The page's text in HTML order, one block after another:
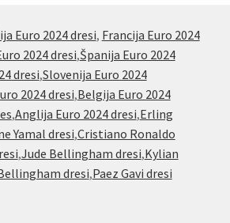
Euro 2024 dresi, Francija Euro 2024
2024 dresi,Španija Euro 2024
dresi,Slovenija Euro 2024
2024 dresi,Belgija Euro 2024
,Anglija Euro 2024 dresi,Erling
Yamal dresi,Cristiano Ronaldo
,Jude Bellingham dresi,Kylian
dresi,Paez Gavi dresi